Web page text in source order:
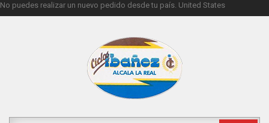
No puedes realizar un nuevo pedido desde tu país. United States